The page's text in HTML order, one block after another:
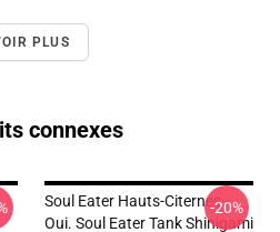
PLUS
connexes
Soul Eater Hauts-Citernes -
Oui. Soul Eater Tank Shinigami
-20%